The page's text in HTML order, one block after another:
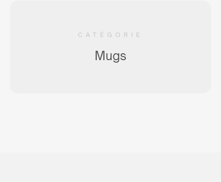
CATÉGORIE
Mugs